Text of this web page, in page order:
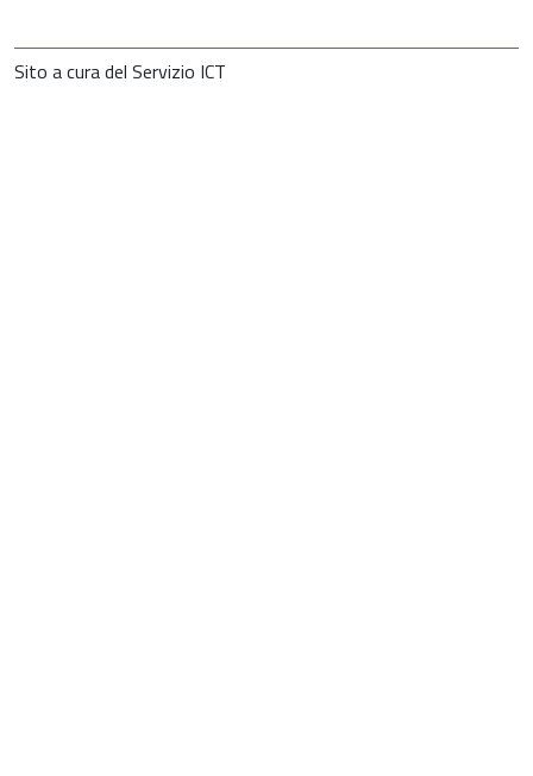
Sito a cura del Servizio ICT